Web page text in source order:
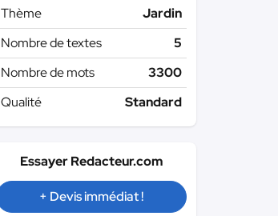
Thème
Jardin
Nombre de textes
5
Nombre de mots
3300
Qualité
Standard
Essayer Redacteur.com
+ Devis immédiat !